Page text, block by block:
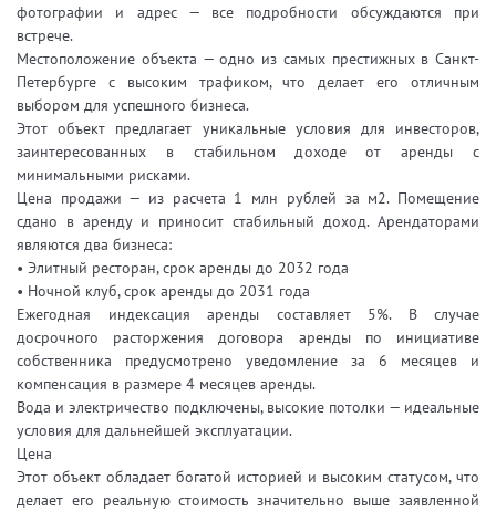
фотографии и адрес — все подробности обсуждаются при
встрече.
Местоположение объекта — одно из самых престижных в Санкт-
Петербурге с высоким трафиком, что делает его отличным
выбором для успешного бизнеса.
Этот объект предлагает уникальные условия для инвесторов,
заинтересованных в стабильном доходе от аренды с
минимальными рисками.
Цена продажи — из расчета 1 млн рублей за м2. Помещение
сдано в аренду и приносит стабильный доход. Арендаторами
являются два бизнеса:
• Элитный ресторан, срок аренды до 2032 года
• Ночной клуб, срок аренды до 2031 года
Ежегодная индексация аренды составляет 5%. В случае
досрочного расторжения договора аренды по инициативе
собственника предусмотрено уведомление за 6 месяцев и
компенсация в размере 4 месяцев аренды.
Вода и электричество подключены, высокие потолки — идеальные
условия для дальнейшей эксплуатации.
Цена
Этот объект обладает богатой историей и высоким статусом, что
делает его реальную стоимость значительно выше заявленной